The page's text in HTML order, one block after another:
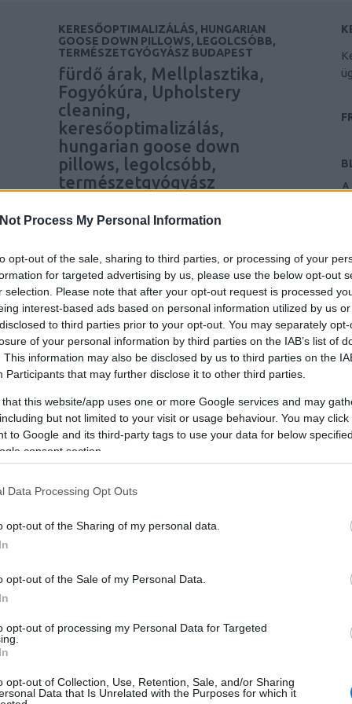
Process My Personal Information
opt-out of the sale, sharing to third parties, or processing of your
for targeted advertising by us, please use the below opt-out
selection. Please note that after your opt-out request is processed
interest-based ads based on personal information utilized by us
to third parties prior to your opt-out. You may separately
of your personal information by third parties on the IAB’s list of
This information may also be disclosed by us to third parties on the
Participants that may further disclose it to other third parties.
that this website/app uses one or more Google services and may
but not limited to your visit or usage behaviour. You may
to Google and its third-party tags to use your data for below
consent section.
Data Processing Opt Outs
opt-out of the Sharing of my personal data.
opt-out of the Sale of my Personal Data.
opt-out of processing my Personal Data for Targeted
opt-out of Collection, Use, Retention, Sale, and/or Sharing
Data that Is Unrelated with the Purposes for which it
)
KERESŐOPTIMALIZÁLÁS, HUNGARIAN
GOOSE DOWN PILLOWS, LEGOLCSÓBB,
TERMÉSZETGYÓGYÁSZ BUDAPEST
fürdő árak, Mellplasztika,
Fogyókúra, Upholstery
cleaning,
keresőoptimalizálás,
hungarian goose down
pillows, legolcsóbb,
természetgyógyász
keresőmarketing ügynökség
Upholstery cleaning in Cork
keresooptimalizalas budapest hamvay
langkeresooptimalizalasaraklegolcsobb
természetgyógyász Budapest fürdő árak,
Mellplasztika, Fogyókúra, Upholstery cleaning,
keresőoptimalizálás, hungarian goose down
pillows, legolcsóbb, természetgyógyász
budapest
Onlinemarketing101
Keresőmarketing Budpest,
keresőoptimalizálás
készítés
Onlinemarketing101
Budpestkeresőoptimalizálás
Keresooptimalizalasbudapes
Keresőoptimalizálás 2019
A